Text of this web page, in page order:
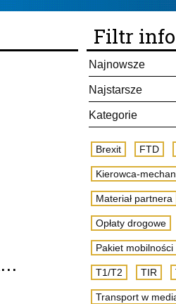
...
Filtr
Najnowsze
Najstarsze
Kategorie
Brexit FTD
Kierowca-
Materiał partnera
Opłaty drogowe
Pakiet mobilności
T1/T2 TIR
Transport w